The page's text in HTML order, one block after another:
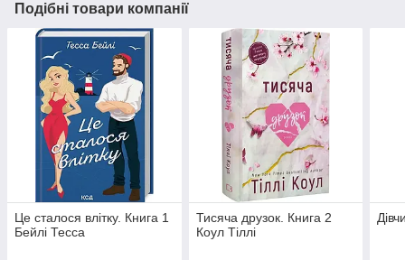
Подібні товари компанії
Це сталося влітку. Книга 1
Бейлі Тесса
Тисяча друзок. Книга 2
Коул Тіллі